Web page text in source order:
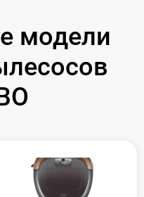
модели